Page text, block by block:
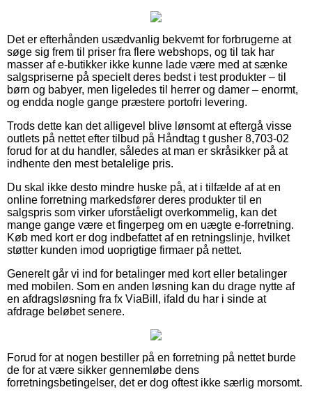
Det er efterhånden usædvanlig bekvemt for forbrugerne at
søge sig frem til priser fra flere webshops, og til tak har
masser af e-butikker ikke kunne lade være med at sænke
salgspriserne på specielt deres bedst i test produkter – til
børn og babyer, men ligeledes til herrer og damer – enormt,
og endda nogle gange præstere portofri levering.
Trods dette kan det alligevel blive lønsomt at eftergå visse
outlets på nettet efter tilbud på Håndtag t gusher 8,703-02
forud for at du handler, således at man er skråsikker på at
indhente den mest betalelige pris.
Du skal ikke desto mindre huske på, at i tilfælde af at en
online forretning markedsfører deres produkter til en
salgspris som virker uforståeligt overkommelig, kan det
mange gange være et fingerpeg om en uægte e-forretning.
Køb med kort er dog indbefattet af en retningslinje, hvilket
støtter kunden imod uoprigtige firmaer på nettet.
Generelt går vi ind for betalinger med kort eller betalinger
med mobilen. Som en anden løsning kan du drage nytte af
en afdragsløsning fra fx ViaBill, ifald du har i sinde at
afdrage beløbet senere.
Forud for at nogen bestiller på en forretning på nettet burde
de for at være sikker gennemløbe dens
forretningsbetingelser, det er dog oftest ikke særlig morsomt.